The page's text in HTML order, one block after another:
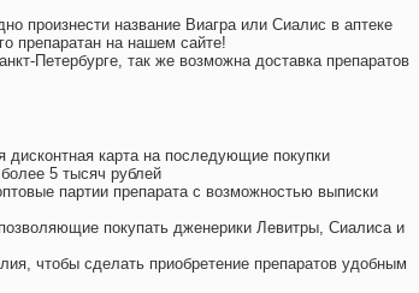
произнести название Виагра или Сиалис в аптеке
препаратан на нашем сайте!
Петербурге, так же возможна доставка препаратов
дисконтная карта на последующие покупки
5 тысяч рублей
партии препарата с возможностью выписки
покупать дженерики Левитры, Сиалиса и
чтобы сделать приобретение препаратов удобным